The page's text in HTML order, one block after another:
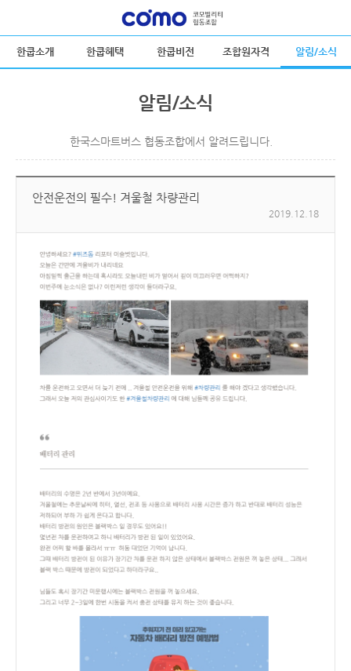
한쿱소개 한쿱혜택 한쿱비전 조합원자격 알림/소식
알림/소식
한국스마트버스 협동조합에서 알려드립니다.
안전운전의 필수! 겨울철 차량관리
2019.12.18